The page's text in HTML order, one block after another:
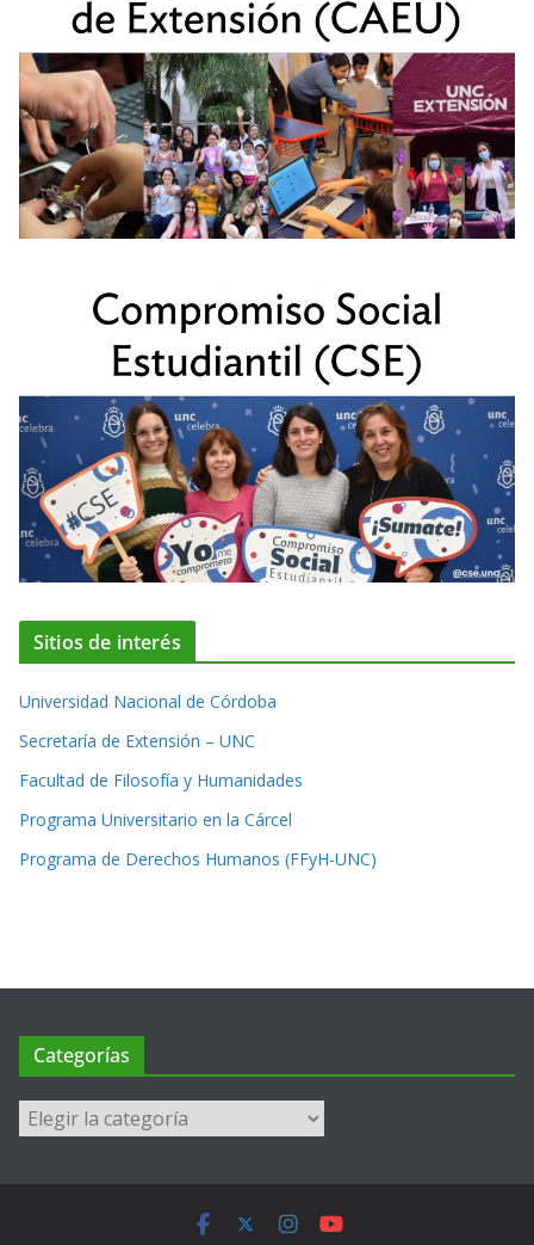
Sitios de interés
Universidad Nacional de Córdoba
Secretaría de Extensión – UNC
Facultad de Filosofía y Humanidades
Programa Universitario en la Cárcel
Programa de Derechos Humanos (FFyH-UNC)
Categorías
Categorías